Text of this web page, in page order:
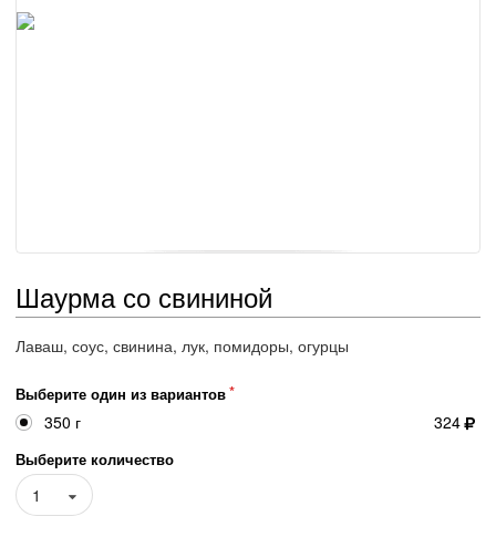
Шаурма со свининой
Лаваш, соус, свинина, лук, помидоры, огурцы
Выберите один из вариантов
350 г 324
Выберите количество
1